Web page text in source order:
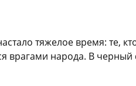
тяжелое время: те,
врагами народа. В